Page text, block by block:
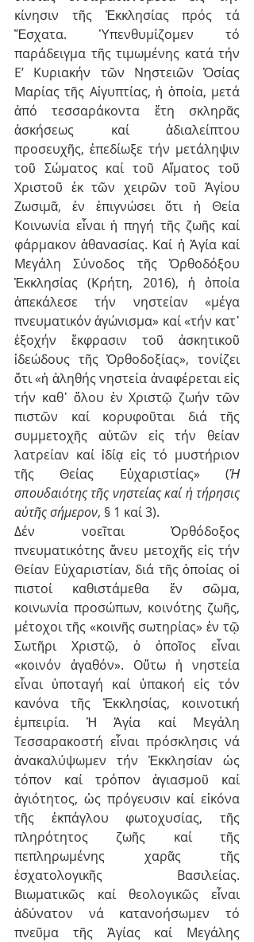
κίνησιν τῆς Ἐκκλησίας πρός τά
Ἔσχατα. Ὑπενθυμίζομεν τό
παράδειγμα τῆς τιμωμένης κατά τήν
Ε’ Κυριακήν τῶν Νηστειῶν Ὁσίας
Μαρίας τῆς Αἰγυπτίας, ἡ ὁποία, μετά
ἀπό τεσσαράκοντα ἔτη σκληρᾶς
ἀσκήσεως καί ἀδιαλείπτου
προσευχῆς, ἐπεδίωξε τήν μετάληψιν
τοῦ Σώματος καί τοῦ Αἵματος τοῦ
Χριστοῦ ἐκ τῶν χειρῶν τοῦ Ἁγίου
Ζωσιμᾶ, ἐν ἐπιγνώσει ὅτι ἡ Θεία
Κοινωνία εἶναι ἡ πηγή τῆς ζωῆς καί
φάρμακον ἀθανασίας. Καί ἡ Ἁγία καί
Μεγάλη Σύνοδος τῆς Ὀρθοδόξου
Ἐκκλησίας (Κρήτη, 2016), ἡ ὁποία
ἀπεκάλεσε τήν νηστείαν «μέγα
πνευματικόν ἀγώνισμα» καί «τήν κατ᾿
ἐξοχήν ἔκφρασιν τοῦ ἀσκητικοῦ
ἰδεώδους τῆς Ὀρθοδοξίας», τονίζει
ὅτι «ἡ ἀληθής νηστεία ἀναφέρεται εἰς
τήν καθ᾿ ὅλου ἐν Χριστῷ ζωήν τῶν
πιστῶν καί κορυφοῦται διά τῆς
συμμετοχῆς αὐτῶν εἰς τήν θείαν
λατρείαν καί ἰδίᾳ εἰς τό μυστήριον
τῆς Θείας Εὐχαριστίας» (Ἡ
σπουδαιότης τῆς νηστείας καί ἡ τήρησις
αὐτῆς σήμερον, § 1 καί 3).
Δέν νοεῖται Ὀρθόδοξος
πνευματικότης ἄνευ μετοχῆς εἰς τήν
Θείαν Εὐχαριστίαν, διά τῆς ὁποίας οἱ
πιστοί καθιστάμεθα ἕν σῶμα,
κοινωνία προσώπων, κοινότης ζωῆς,
μέτοχοι τῆς «κοινῆς σωτηρίας» ἐν τῷ
Σωτῆρι Χριστῷ, ὁ ὁποῖος εἶναι
«κοινόν ἀγαθόν». Οὕτω ἡ νηστεία
εἶναι ὑποταγή καί ὑπακοή εἰς τόν
κανόνα τῆς Ἐκκλησίας, κοινοτική
ἐμπειρία. Ἡ Ἁγία καί Μεγάλη
Τεσσαρακοστή εἶναι πρόσκλησις νά
ἀνακαλύψωμεν τήν Ἐκκλησίαν ὡς
τόπον καί τρόπον ἁγιασμοῦ καί
ἁγιότητος, ὡς πρόγευσιν καί εἰκόνα
τῆς ἐκπάγλου φωτοχυσίας, τῆς
πληρότητος ζωῆς καί τῆς
πεπληρωμένης χαρᾶς τῆς
ἐσχατολογικῆς Βασιλείας.
Βιωματικῶς καί θεολογικῶς εἶναι
ἀδύνατον νά κατανοήσωμεν τό
πνεῦμα τῆς Ἁγίας καί Μεγάλης